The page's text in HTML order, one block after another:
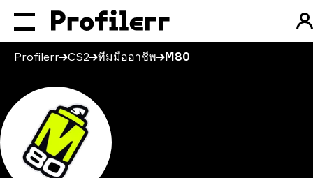
Profilerr CS2 ทีมมืออาชีพ M80